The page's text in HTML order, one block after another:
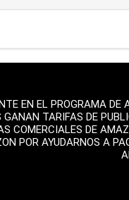
EN EL PROGRAMA
TARIFAS DE
COMERCIALES DE
POR AYUDARNOS A